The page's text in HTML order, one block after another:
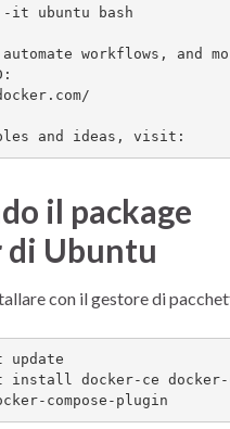
automate workflows, and
and ideas, visit:
il package
di Ubuntu
con il gestore di
update
install docker-ce
compose-plugin